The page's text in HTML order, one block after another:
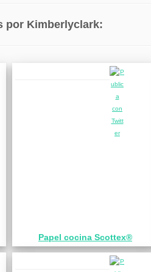
por Kimberlyclark:
Papel cocina Scottex®